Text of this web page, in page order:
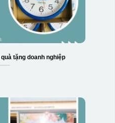
tặng doanh nghiệp